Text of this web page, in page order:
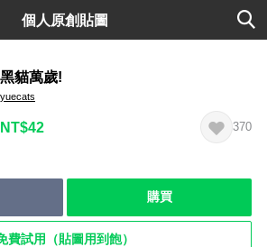
個人原創貼圖
黑貓萬歲!
yuecats
NT$42 370
購買
費試用（貼圖用到飽）